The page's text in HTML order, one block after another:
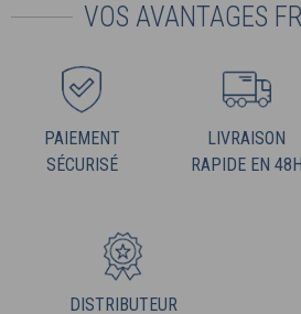
VOS AVANTAGES
PAIEMENT
SÉCURISÉ
LIVRAISON
RAPIDE EN 48H
DISTRIBUTEUR